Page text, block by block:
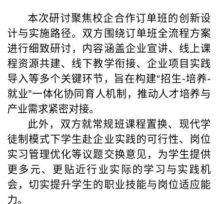
本次研讨聚焦校企合作订单班的创新设
计与实施路径。双方围绕订单班全流程方案
进行细致研讨，内容涵盖企业宣讲、线上课
程资源共建、线下教学衔接、企业项目实践
导入等多个关键环节，旨在构建“招生-培养-
就业”一体化协同育人机制，推动人才培养与
产业需求紧密对接。
此外，双方就常规班课程置换、现代学
徒制模式下学生赴企业实践的可行性、岗位
实习管理优化等议题交换意见，为学生提供
更多元、更贴近行业实际的学习与实践机
会，切实提升学生的职业技能与岗位适应能
力。